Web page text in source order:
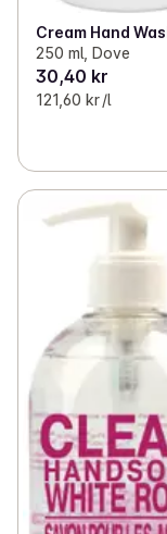
Cream Hand
250 ml, Dove
30,40 kr
121,60 kr /l